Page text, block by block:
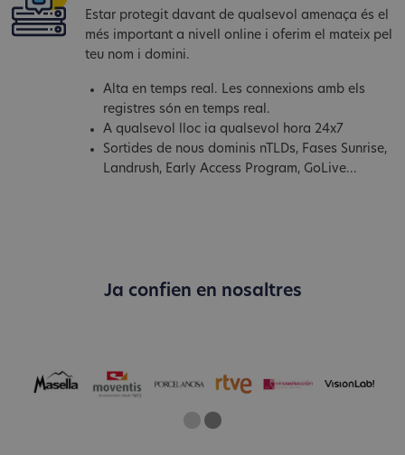
Estar protegit davant de qualsevol amenaça és el
més important a nivell online i oferim el mateix pel
teu nom i domini.
Alta en temps real. Les connexions amb els
registres són en temps real.
A qualsevol lloc ia qualsevol hora 24x7
Sortides de nous dominis nTLDs, Fases Sunrise,
Landrush, Early Access Program, GoLive...
Ja confien en nosaltres
One
Current Slide
Two